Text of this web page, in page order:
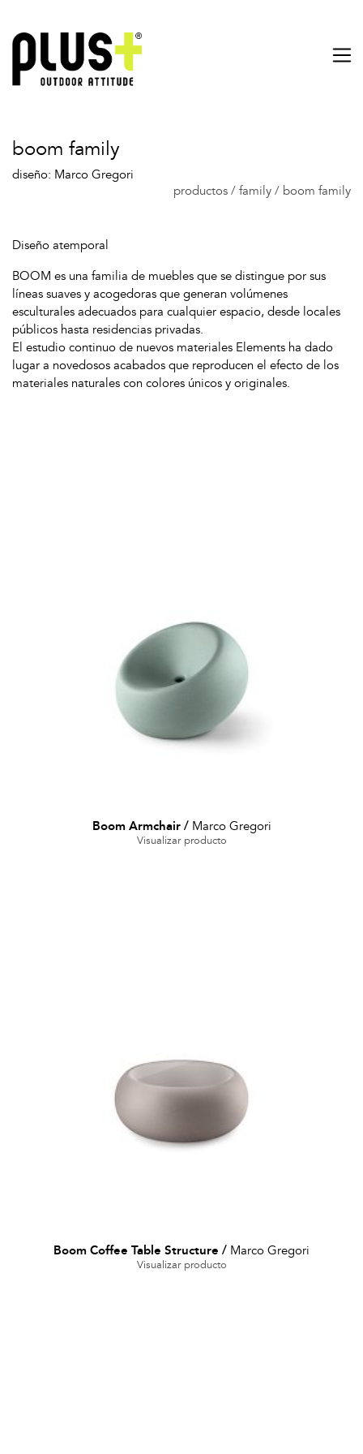
boom family
diseño: Marco Gregori
productos / family / boom family
Diseño atemporal
BOOM es una familia de muebles que se distingue por sus
líneas suaves y acogedoras que generan volúmenes
esculturales adecuados para cualquier espacio, desde locales
públicos hasta residencias privadas.
El estudio continuo de nuevos materiales Elements ha dado
lugar a novedosos acabados que reproducen el efecto de los
materiales naturales con colores únicos y originales.
Boom Armchair / Marco Gregori
Visualizar producto
Boom Coffee Table Structure / Marco Gregori
Visualizar producto